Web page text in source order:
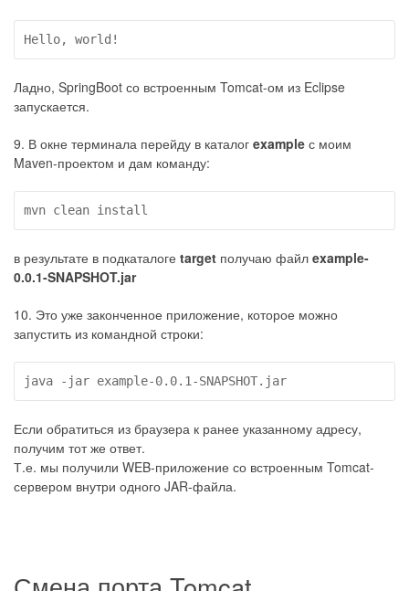
Hello, world!
Ладно, SpringBoot со встроенным Tomcat-ом из Eclipse
запускается.
9. В окне терминала перейду в каталог example с моим
Maven-проектом и дам команду:
mvn clean install
в результате в подкаталоге target получаю файл example-
0.0.1-SNAPSHOT.jar
10. Это уже законченное приложение, которое можно
запустить из командной строки:
java -jar example-0.0.1-SNAPSHOT.jar
Если обратиться из браузера к ранее указанному адресу,
получим тот же ответ.
Т.е. мы получили WEB-приложение со встроенным Tomcat-
сервером внутри одного JAR-файла.